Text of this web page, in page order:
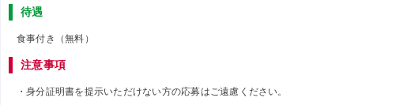
待遇
食事付き（無料）
注意事項
・身分証明書を提示いただけない方の応募はご遠慮ください。